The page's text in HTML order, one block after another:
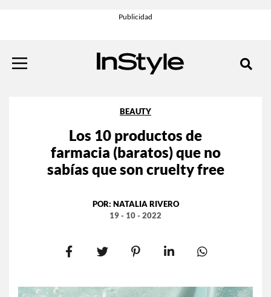
BEAUTY
Los 10 productos de
farmacia (baratos) que no
sabías que son cruelty free
POR: NATALIA RIVERO
19 - 10 - 2022